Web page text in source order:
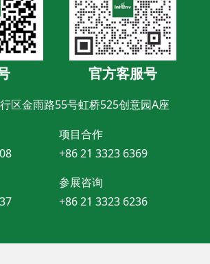
官方客服号
区金雨路55号虹桥525创意园A座
项目合作
+86 21 3323 6369
参展咨询
+86 21 3323 6236